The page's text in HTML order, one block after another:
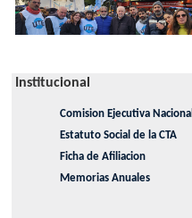
Institucional
Comision Ejecutiva Nacional
Estatuto Social de la CTA
Ficha de Afiliacion
Memorias Anuales